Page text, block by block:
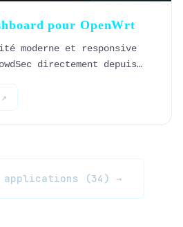
pour OpenWrt
moderne et responsive
directement depuis
applications (34) →